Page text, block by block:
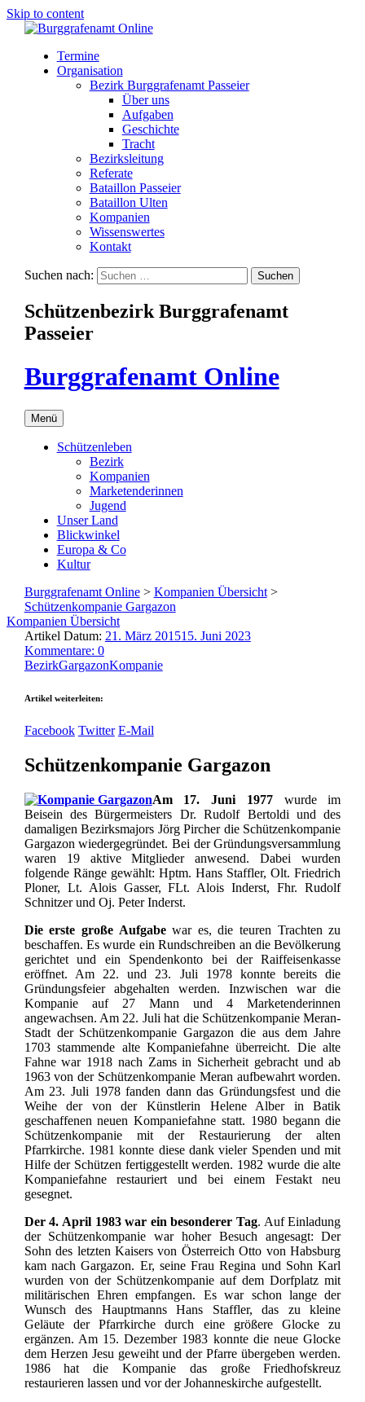
Skip to content
Termine
Organisation
Bezirk Burggrafenamt Passeier
Über uns
Aufgaben
Geschichte
Tracht
Bezirksleitung
Referate
Bataillon Passeier
Bataillon Ulten
Kompanien
Wissenswertes
Kontakt
Suchen nach:
Schützenbezirk Burggrafenamt
Passeier
Burggrafenamt Online
Menü
Schützenleben
Bezirk
Kompanien
Marketenderinnen
Jugend
Unser Land
Blickwinkel
Europa & Co
Kultur
Burggrafenamt Online> Kompanien Übersicht>
Schützenkompanie Gargazon
Kompanien Übersicht
Artikel Datum: 21. März 201515. Juni 2023
Kommentare: 0
BezirkGargazonKompanie
Artikel weiterleiten:
Facebook Twitter E-Mail
Schützenkompanie Gargazon
Am 17. Juni 1977wurde im
Beisein des Bürgermeisters Dr. Rudolf Bertoldi und des
damaligen Bezirksmajors Jörg Pircher die Schützenkompanie
Gargazon wiedergegründet. Bei der Gründungsversammlung
waren 19 aktive Mitglieder anwesend. Dabei wurden
folgende Ränge gewählt: Hptm. Hans Staffler, Olt. Friedrich
Ploner, Lt. Alois Gasser, FLt. Alois Inderst, Fhr. Rudolf
Schnitzer und Oj. Peter Inderst.
Die erste große Aufgabewar es, die teuren Trachten zu
beschaffen. Es wurde ein Rundschreiben an die Bevölkerung
gerichtet und ein Spendenkonto bei der Raiffeisenkasse
eröffnet. Am 22. und 23. Juli 1978 konnte bereits die
Gründungsfeier abgehalten werden. Inzwischen war die
Kompanie auf 27 Mann und 4 Marketenderinnen
angewachsen. Am 22. Juli hat die Schützenkompanie Meran-
Stadt der Schützenkompanie Gargazon die aus dem Jahre
1703 stammende alte Kompaniefahne überreicht. Die alte
Fahne war 1918 nach Zams in Sicherheit gebracht und ab
1963 von der Schützenkompanie Meran aufbewahrt worden.
Am 23. Juli 1978 fanden dann das Gründungsfest und die
Weihe der von der Künstlerin Helene Alber in Batik
geschaffenen neuen Kompaniefahne statt. 1980 begann die
Schützenkompanie mit der Restaurierung der alten
Pfarrkirche. 1981 konnte diese dank vieler Spenden und mit
Hilfe der Schützen fertiggestellt werden. 1982 wurde die alte
Kompaniefahne restauriert und bei einem Festakt neu
gesegnet.
Der 4. April 1983 war ein besonderer Tag. Auf Einladung
der Schützenkompanie war hoher Besuch angesagt: Der
Sohn des letzten Kaisers von Österreich Otto von Habsburg
kam nach Gargazon. Er, seine Frau Regina und Sohn Karl
wurden von der Schützenkompanie auf dem Dorfplatz mit
militärischen Ehren empfangen. Es war schon lange der
Wunsch des Hauptmanns Hans Staffler, das zu kleine
Geläute der Pfarrkirche durch eine größere Glocke zu
ergänzen. Am 15. Dezember 1983 konnte die neue Glocke
dem Herzen Jesu geweiht und der Pfarre übergeben werden.
1986 hat die Kompanie das große Friedhofskreuz
restaurieren lassen und vor der Johanneskirche aufgestellt.